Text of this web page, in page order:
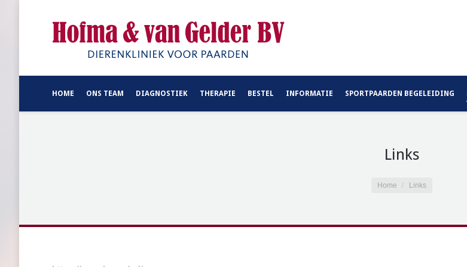
HOME ONS TEAM DIAGNOSTIEK THERAPIE BESTEL INFORMATIE SPORTPAARDEN BEGELEIDING
Links
Home Links